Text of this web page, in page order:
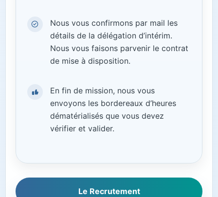
Nous vous confirmons par mail les
détails de la délégation d’intérim.
Nous vous faisons parvenir le contrat
de mise à disposition.
En fin de mission, nous vous
envoyons les bordereaux d’heures
dématérialisés que vous devez
vérifier et valider.
Le Recrutement